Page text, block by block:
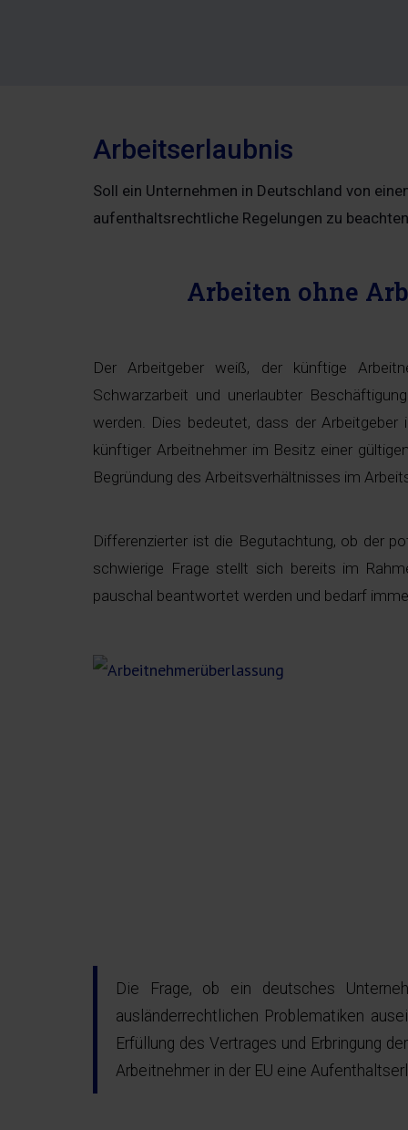
Arbeitserlaubnis
Soll ein Unternehmen in Deutschland von
aufenthaltsrechtliche Regelungen zu
Arbeiten ohne
Der Arbeitgeber weiß, der künftige
Schwarzarbeit und unerlaubter
werden. Dies bedeutet, dass der
künftiger Arbeitnehmer im Besitz einer
Begründung des Arbeitsverhältnisses im
Differenzierter ist die Begutachtung, ob der
schwierige Frage stellt sich bereits im
pauschal beantwortet werden und bedarf
Die Frage, ob ein deutsches
ausländerrechtlichen Problematiken
Erfüllung des Vertrages und Erbringung
Arbeitnehmer in der EU eine